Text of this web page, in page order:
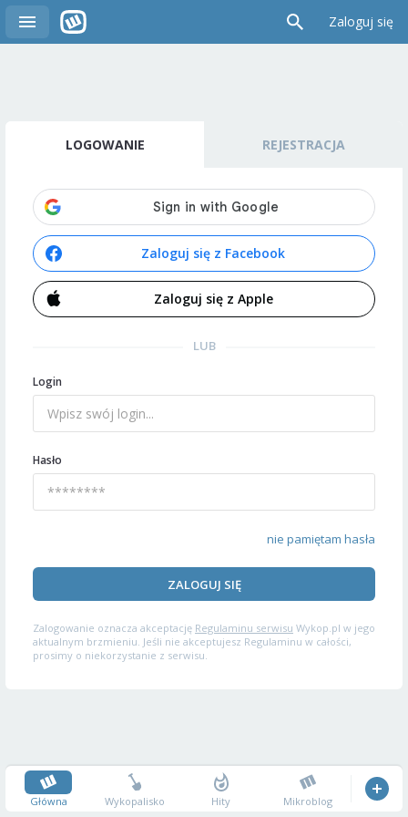
Zaloguj się
LOGOWANIE REJESTRACJA
Zaloguj się z Facebook
Zaloguj się z Apple
LUB
Login
Hasło
nie pamiętam hasła
ZALOGUJ SIĘ
Zalogowanie oznacza akceptację Regulaminu serwisu Wykop.pl w jego
aktualnym brzmieniu. Jeśli nie akceptujesz Regulaminu w całości,
prosimy o niekorzystanie z serwisu.
Główna Wykopalisko Hity Mikroblog